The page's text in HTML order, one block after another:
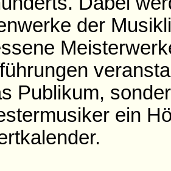
der
Publikum,
ein